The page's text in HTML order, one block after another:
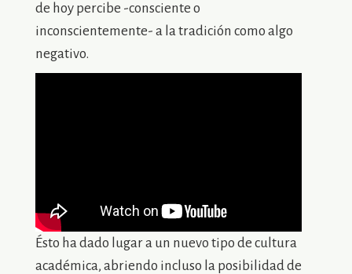
de hoy percibe -consciente o
inconscientemente- a la tradición como algo
negativo.
Ésto ha dado lugar a un nuevo tipo de cultura
académica, abriendo incluso la posibilidad de